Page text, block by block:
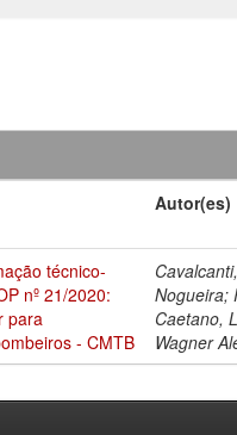
Autor(es)
técnico-
nº 21/2020:
para
- CMTB
Nogueira;
Caetano,
Wagner